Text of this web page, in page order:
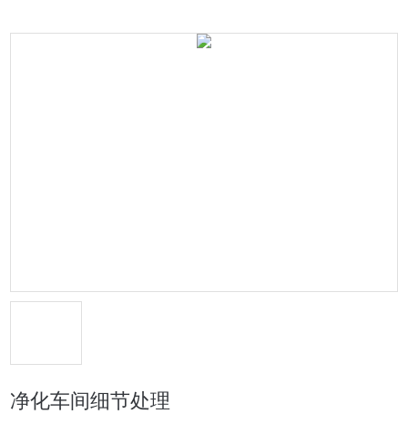
净化车间细节处理